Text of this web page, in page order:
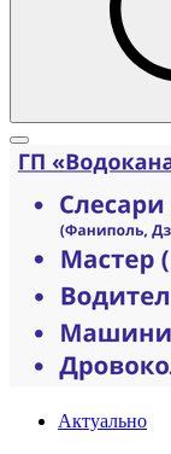
Актуально